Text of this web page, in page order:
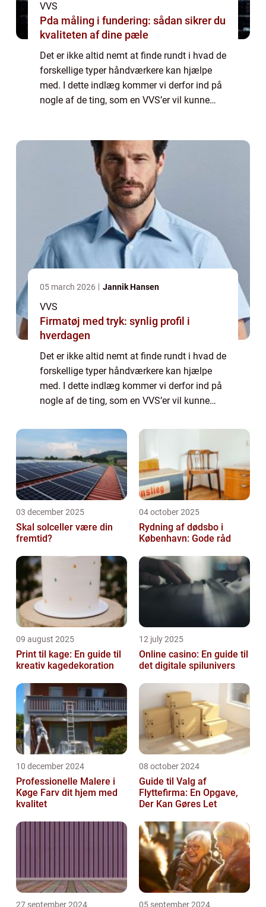
VVS
Pda måling i fundering: sådan sikrer du
kvaliteten af dine pæle
Det er ikke altid nemt at finde rundt i hvad de
forskellige typer håndværkere kan hjælpe
med. I dette indlæg kommer vi derfor ind på
nogle af de ting, som en VVS’er vil kunne
05 march 2026 Jannik Hansen
VVS
Firmatøj med tryk: synlig profil i
hverdagen
Det er ikke altid nemt at finde rundt i hvad de
forskellige typer håndværkere kan hjælpe
med. I dette indlæg kommer vi derfor ind på
nogle af de ting, som en VVS’er vil kunne
gå til dem. Læs med herunde...
03 december 2025
Skal solceller være din
fremtid?
04 october 2025
Rydning af dødsbo i
København: Gode råd
09 august 2025
Print til kage: En guide til
kreativ kagedekoration
12 july 2025
Online casino: En guide til
det digitale spilunivers
10 december 2024
Professionelle Malere i
Køge Farv dit hjem med
kvalitet
08 october 2024
Guide til Valg af
Flyttefirma: En Opgave,
Der Kan Gøres Let
27 september 2024 05 september 2024